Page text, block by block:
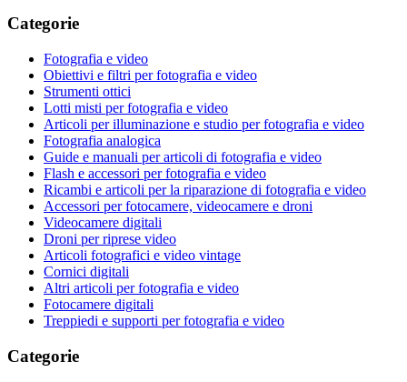
Categorie
Fotografia e video
Obiettivi e filtri per fotografia e video
Strumenti ottici
Lotti misti per fotografia e video
Articoli per illuminazione e studio per fotografia e video
Fotografia analogica
Guide e manuali per articoli di fotografia e video
Flash e accessori per fotografia e video
Ricambi e articoli per la riparazione di fotografia e video
Accessori per fotocamere, videocamere e droni
Videocamere digitali
Droni per riprese video
Articoli fotografici e video vintage
Cornici digitali
Altri articoli per fotografia e video
Fotocamere digitali
Treppiedi e supporti per fotografia e video
Categorie